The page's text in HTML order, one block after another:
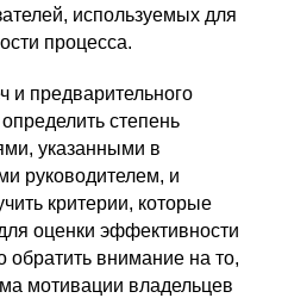
используемых для
процесса.
и предварительного
степень
указанными в
руководителем, и
критерии, которые
оценки эффективности
обратить внимание на то,
мотивации владельцев